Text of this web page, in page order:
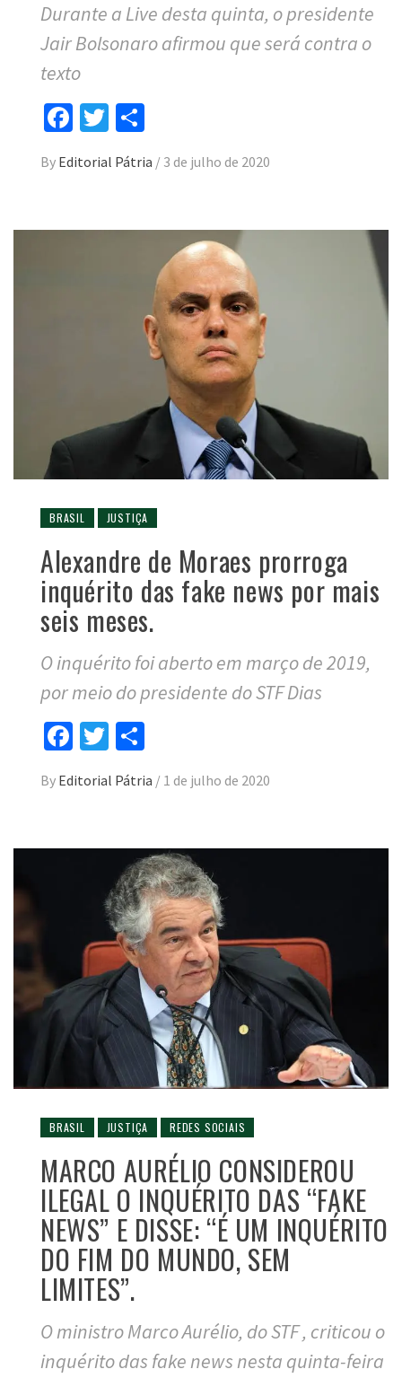
Durante a Live desta quinta, o presidente
Jair Bolsonaro afirmou que será contra o
texto
Facebook
Twitter
By Editorial Pátria / 3 de julho de 2020
BRASIL JUSTIÇA
Alexandre de Moraes prorroga
inquérito das fake news por mais
seis meses.
O inquérito foi aberto em março de 2019,
por meio do presidente do STF Dias
Facebook
Twitter
By Editorial Pátria / 1 de julho de 2020
BRASIL JUSTIÇA REDES SOCIAIS
MARCO AURÉLIO CONSIDEROU
ILEGAL O INQUÉRITO DAS “FAKE
NEWS” E DISSE: “É UM INQUÉRITO
DO FIM DO MUNDO, SEM
LIMITES”.
O ministro Marco Aurélio, do STF , criticou o
inquérito das fake news nesta quinta-feira